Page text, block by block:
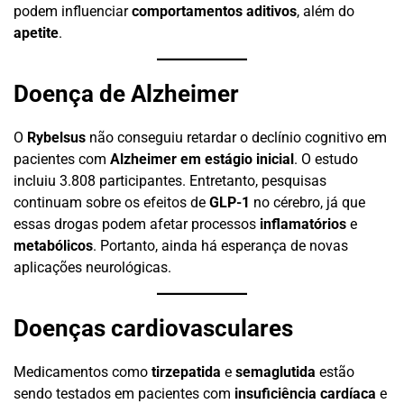
podem influenciarcomportamentos aditivos, além do
apetite.
Doença de Alzheimer
O Rybelsus não conseguiu retardar o declínio cognitivo em
pacientes com Alzheimer em estágio inicial . O estudo
incluiu 3.808 participantes. Entretanto, pesquisas
continuam sobre os efeitos de GLP-1 no cérebro, já que
essas drogas podem afetar processos inflamatórios e
metabólicos. Portanto, ainda há esperança de novas
aplicações neurológicas.
Doenças cardiovasculares
Medicamentos como tirzepatida e semaglutida estão
sendo testados em pacientes com insuficiência cardíaca e